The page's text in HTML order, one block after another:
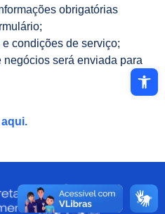
Abrir a
obrigatórias
condições de serviço;
será enviada para